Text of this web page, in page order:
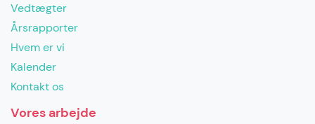
Vedtægter
Årsrapporter
Hvem er vi
Kalender
Kontakt os
Vores arbejde